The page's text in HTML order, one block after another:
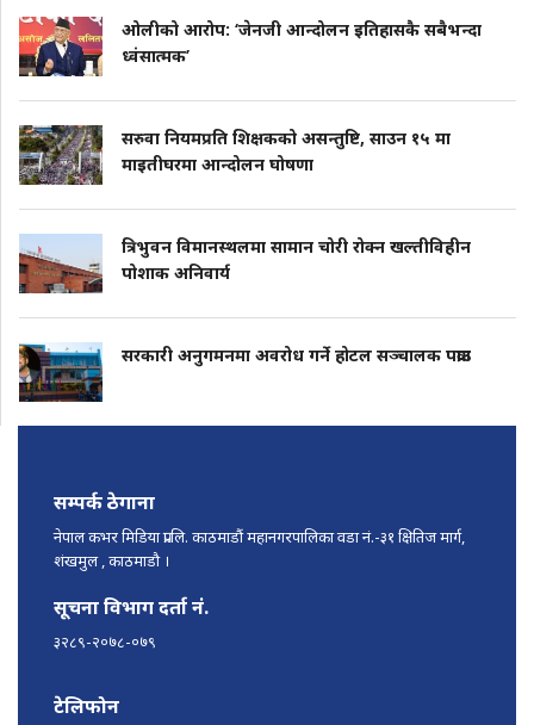
ओलीको आरोप: ‘जेनजी आन्दोलन इतिहासकै सबैभन्दा
ध्वंसात्मक’
सरुवा नियमप्रति शिक्षकको असन्तुष्टि, साउन १५ मा
माइतीघरमा आन्दोलन घोषणा
त्रिभुवन विमानस्थलमा सामान चोरी रोक्न खल्तीविहीन
पोशाक अनिवार्य
सरकारी अनुगमनमा अवरोध गर्ने होटल सञ्चालक पक्राउ
सम्पर्क ठेगाना
नेपाल कभर मिडिया प्रा.लि. काठमाडौं महानगरपालिका वडा नं.-३१ क्षितिज मार्ग,
शंखमुल , काठमाडौ ।
सूचना विभाग दर्ता नं.
३२८९-२०७८-०७९
टेलिफोन